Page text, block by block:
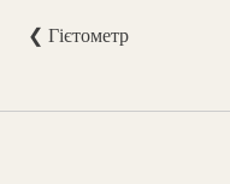
❮ Гієтометр